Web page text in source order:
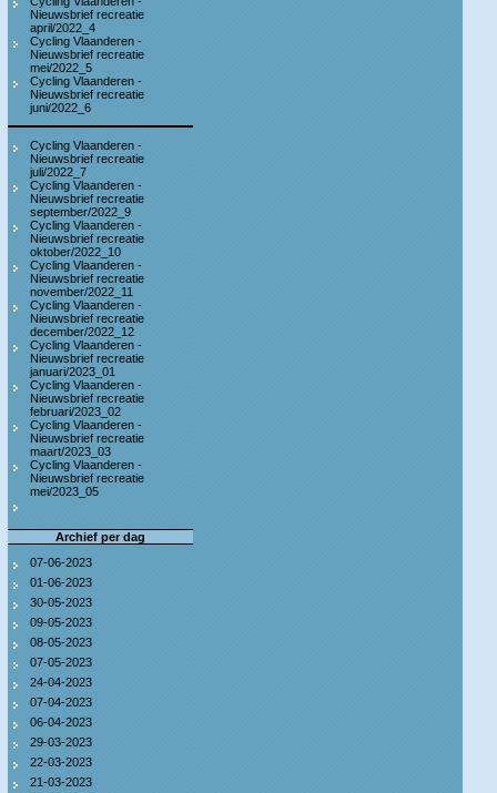
Nieuwsbrief recreatie
april/2022_4
Cycling Vlaanderen -
Nieuwsbrief recreatie
mei/2022_5
Cycling Vlaanderen -
Nieuwsbrief recreatie
juni/2022_6
Cycling Vlaanderen -
Nieuwsbrief recreatie
juli/2022_7
Cycling Vlaanderen -
Nieuwsbrief recreatie
september/2022_9
Cycling Vlaanderen -
Nieuwsbrief recreatie
oktober/2022_10
Cycling Vlaanderen -
Nieuwsbrief recreatie
november/2022_11
Cycling Vlaanderen -
Nieuwsbrief recreatie
december/2022_12
Cycling Vlaanderen -
Nieuwsbrief recreatie
januari/2023_01
Cycling Vlaanderen -
Nieuwsbrief recreatie
februari/2023_02
Cycling Vlaanderen -
Nieuwsbrief recreatie
maart/2023_03
Cycling Vlaanderen -
Nieuwsbrief recreatie
mei/2023_05
Archief per dag
07-06-2023
01-06-2023
30-05-2023
09-05-2023
08-05-2023
07-05-2023
24-04-2023
07-04-2023
06-04-2023
29-03-2023
22-03-2023
21-03-2023